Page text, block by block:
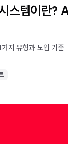
스템이란?
지 유형과 도입 기준